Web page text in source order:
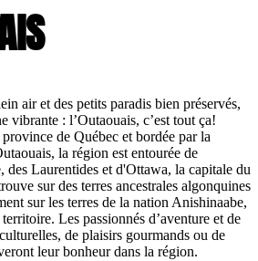
air et des petits paradis bien préservés,
vibrante : l’Outaouais, c’est tout ça!
de Québec et bordée par la
la région est entourée de
Laurentides et d'Ottawa, la capitale du
sur des terres ancestrales algonquines
sur les terres de la nation Anishinaabe,
Les passionnés d’aventure et de
de plaisirs gourmands ou de
leur bonheur dans la région.